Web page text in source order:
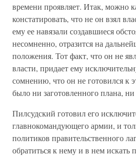
времени проявляет. Итак, можно
констатировать, что не он взял
ему ее навязали создавшиеся
несомненно, отразится на
положения. Тот факт, что он не
власти, придает ему
сомнению, что он не готовился к
было ни заготовленного плана,
Пилсудский готовил его
главнокомандующего армии, и
политиков правительственного
обратиться к нему и в нем искать